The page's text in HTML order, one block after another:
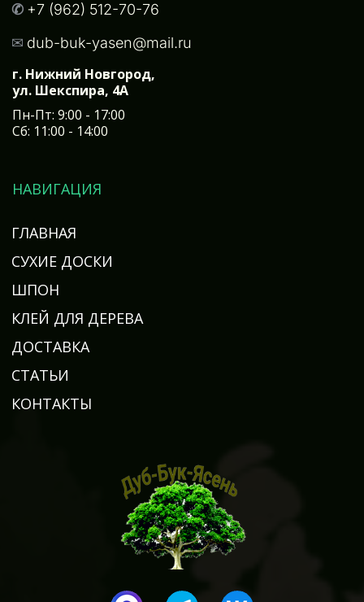
✆ +7 (962) 512-70-76
✉ dub-buk-yasen@mail.ru
г. Нижний Новгород,
ул. Шекспира, 4А
Пн-Пт: 9:00 - 17:00
Сб: 11:00 - 14:00
НАВИГАЦИЯ
ГЛАВНАЯ
СУХИЕ ДОСКИ
ШПОН
КЛЕЙ ДЛЯ ДЕРЕВА
ДОСТАВКА
СТАТЬИ
КОНТАКТЫ